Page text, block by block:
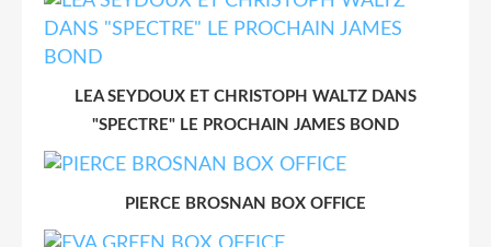
LEA SEYDOUX ET CHRISTOPH WALTZ DANS
"SPECTRE" LE PROCHAIN JAMES BOND
PIERCE BROSNAN BOX OFFICE